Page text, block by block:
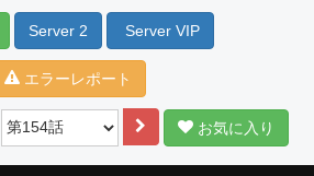
Server 2 Server VIP
エラーレポート
お気に入り